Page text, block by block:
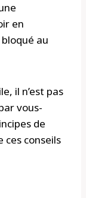
en
au
il n’est pas
vous-
de
ces conseils